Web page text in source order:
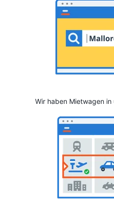
Wir haben Mietwagen in